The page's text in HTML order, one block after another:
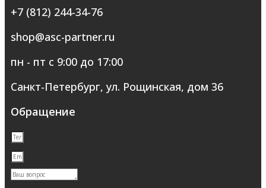
+7 (812) 244-34-76
shop@asc-partner.ru
пн - пт с 9:00 до 17:00
Санкт-Петербург, ул. Рощинская, дом 36
Обращение